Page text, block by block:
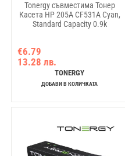
Tonergy съвместима Тонер
Касета HP 205A CF531A Cyan,
Standard Capacity 0.9k
€6.79
13.28 лв.
TONERGY
ДОБАВИ В КОЛИЧКАТА